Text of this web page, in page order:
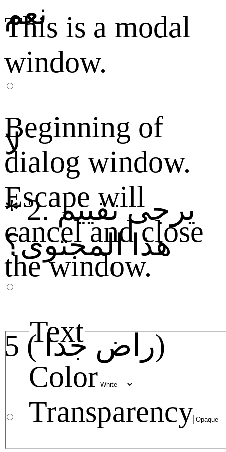
This is a modal
window.
Beginning of
dialog window.
Escape will
cancel and close
the window.
Text
Color
Transparency
نعم
لا
* 2. يرجى تقييم
هذا المحتوى؟
5 ( راض جدا)